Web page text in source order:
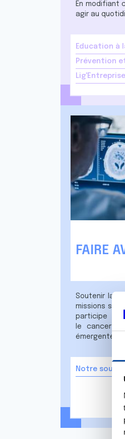
En modifiant
agir au
Education à
Prévention
FAIRE
Soutenir la
missions
participe
le cancer :
émergentes,
Notre